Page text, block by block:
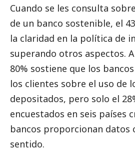
Cuando se les consulta
de un banco sostenible, el
la claridad en la política de
superando otros aspectos.
80% sostiene que los
los clientes sobre el uso de
depositados, pero solo el
encuestados en seis países
bancos proporcionan datos
sentido.